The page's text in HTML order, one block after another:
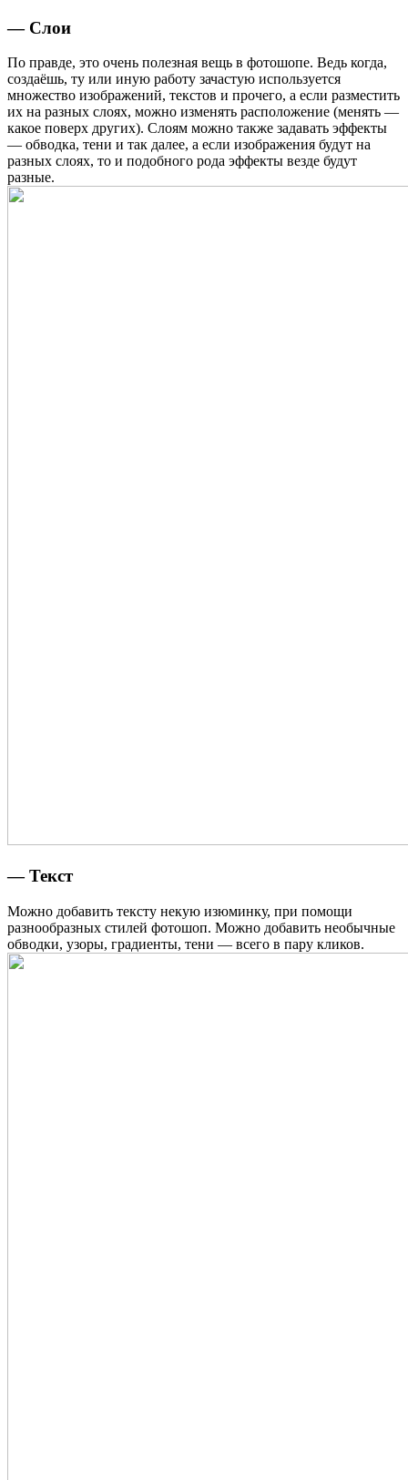
— Слои
По правде, это очень полезная вещь в фотошопе. Ведь когда,
создаёшь, ту или иную работу зачастую используется
множество изображений, текстов и прочего, а если разместить
их на разных слоях, можно изменять расположение (менять —
какое поверх других). Слоям можно также задавать эффекты
— обводка, тени и так далее, а если изображения будут на
разных слоях, то и подобного рода эффекты везде будут
разные.
— Текст
Можно добавить тексту некую изюминку, при помощи
разнообразных стилей фотошоп. Можно добавить необычные
обводки, узоры, градиенты, тени — всего в пару кликов.